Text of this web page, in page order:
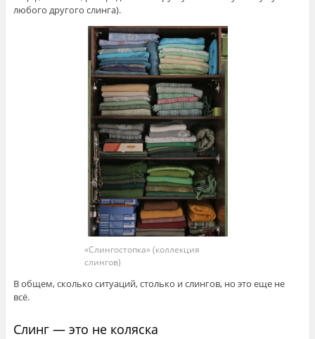
любого другого слинга).
«Слингостопка» (коллекция
слингов)
В общем, сколько ситуаций, столько и слингов, но это еще не
всё.
Слинг — это не коляска